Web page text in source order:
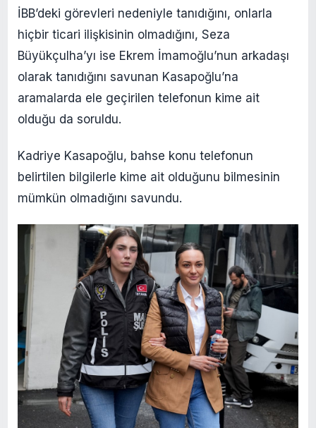
İBB’deki görevleri nedeniyle tanıdığını, onlarla
hiçbir ticari ilişkisinin olmadığını, Seza
Büyükçulha’yı ise Ekrem İmamoğlu’nun arkadaşı
olarak tanıdığını savunan Kasapoğlu’na
aramalarda ele geçirilen telefonun kime ait
olduğu da soruldu.
Kadriye Kasapoğlu, bahse konu telefonun
belirtilen bilgilerle kime ait olduğunu bilmesinin
mümkün olmadığını savundu.